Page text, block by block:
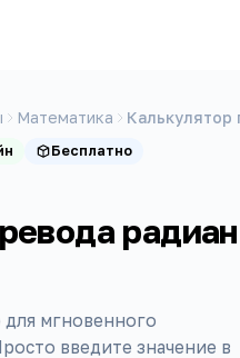
Математика Калькулятор
Бесплатно
радиан
мгновенного
введите значение в